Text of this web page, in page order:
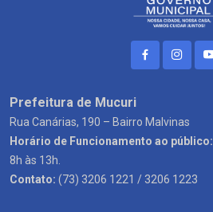
Prefeitura de Mucuri
Rua Canárias, 190 – Bairro Malvinas
Horário de Funcionamento ao público:
8h às 13h.
Contato: (73) 3206 1221 / 3206 1223